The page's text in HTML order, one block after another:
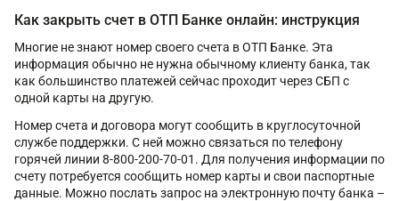
Как закрыть счет в ОТП Банке онлайн: инструкция
Многие не знают номер своего счета в ОТП Банке. Эта
информация обычно не нужна обычному клиенту банка, так
как большинство платежей сейчас проходит через СБП с
одной карты на другую.
Номер счета и договора могут сообщить в круглосуточной
службе поддержки. С ней можно связаться по телефону
горячей линии 8-800-200-70-01. Для получения информации по
счету потребуется сообщить номер карты и свои паспортные
данные. Можно послать запрос на электронную почту банка –